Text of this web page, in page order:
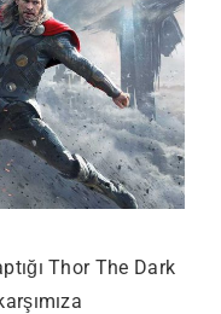
Thor The Dark